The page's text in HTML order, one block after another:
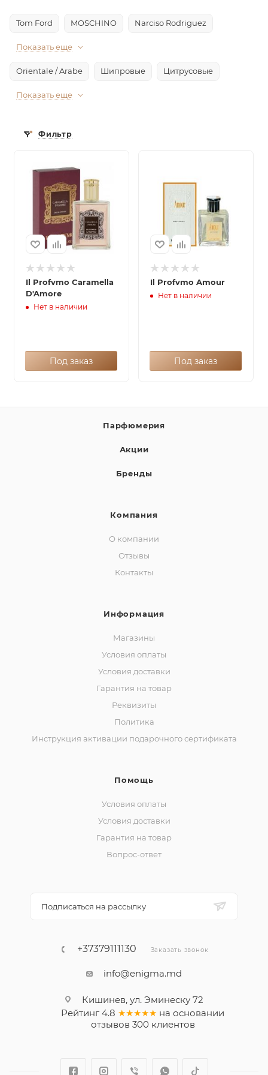
Tom Ford MOSCHINO Narciso Rodriguez
Показать еще
Orientale / Arabe Шипровые Цитрусовые
Показать еще
Фильтр
Il Profvmo Caramella
D'Amore
Нет в наличии
Под заказ
Il Profvmo Amour
Нет в наличии
Под заказ
Парфюмерия
Акции
Бренды
Компания
О компании
Отзывы
Контакты
Информация
Магазины
Условия оплаты
Условия доставки
Гарантия на товар
Реквизиты
Политика
Инструкция активации подарочного сертификата
Помощь
Условия оплаты
Условия доставки
Гарантия на товар
Вопрос-ответ
Подписаться на рассылку
+37379111130 Заказать звонок
info@enigma.md
Кишинев, ул. Эминеску 72
Рейтинг 4.8 ★★★★★ на основании
отзывов 300клиентов